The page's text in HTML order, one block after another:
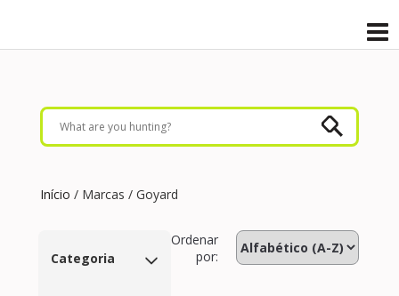
Início / Marcas / Goyard
Categoria
Ordenar
por: